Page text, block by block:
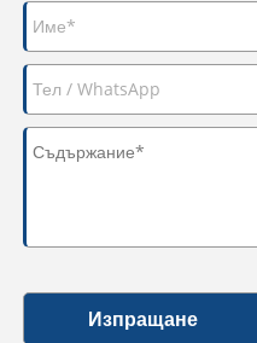
Изпращане